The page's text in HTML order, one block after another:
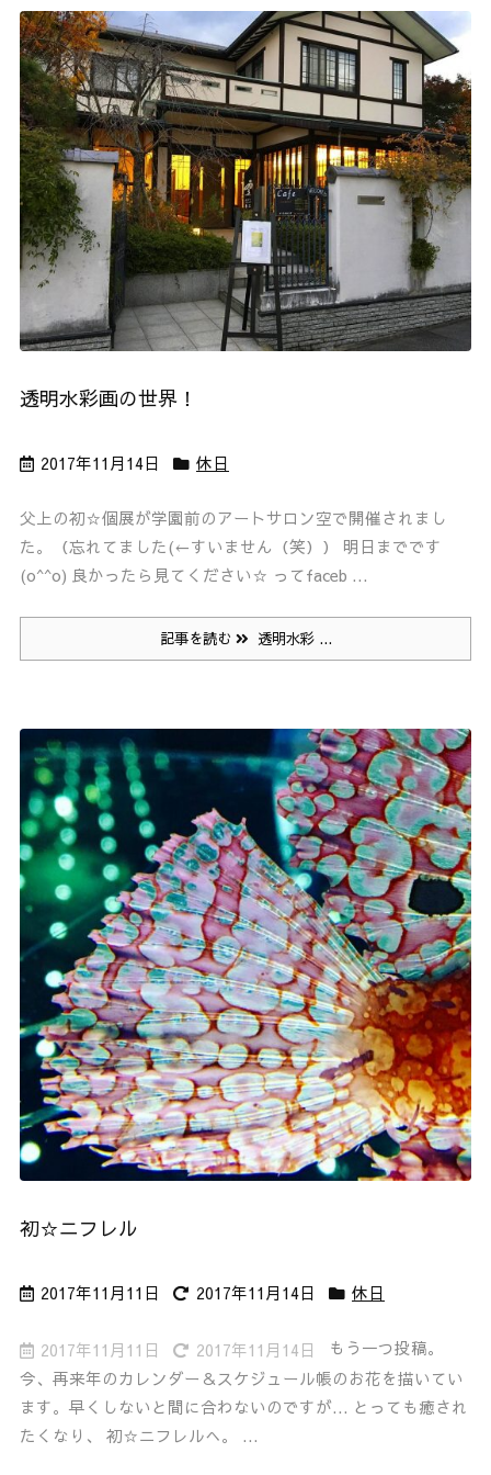
透明水彩画の世界！
2017年11月14日 休日
父上の初☆個展が学園前のアートサロン空で開催されまし
た。（忘れてました(←すいません（笑）） 明日までです
(o^^o) 良かったら見てください☆ ってfaceb ...
記事を読む 透明水彩 ...
初☆ニフレル
2017年11月11日 2017年11月14日 休日
2017年11月11日 2017年11月14日
もう一つ投稿。
今、再来年のカレンダー＆スケジュール帳のお花を描いてい
ます。早くしないと間に合わないのですが... とっても癒され
たくなり、 初☆ニフレルへ。 ...